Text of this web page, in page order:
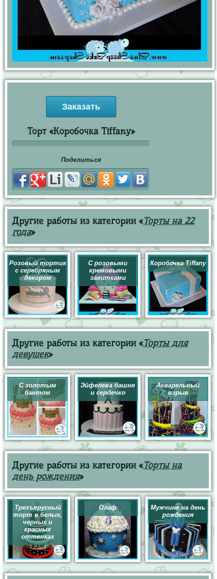
Заказать
Торт «Коробочка Tiffany»
Поделиться
Другие работы из категории «Торты на 22
года»
Розовый тортик
с серебряным
декором
С розовыми
кремовыми
завитками
Коробочка Tiffany
Другие работы из категории «Торты для
девушек»
С золотым
бантом
Эйфелева башня
и сердечко
Акварельный
взрыв
Другие работы из категории «Торты на
день рождения»
Трехъярусный
торт в белых,
черных и
красных
оттенках
Олаф
Мужчине на день
рождения